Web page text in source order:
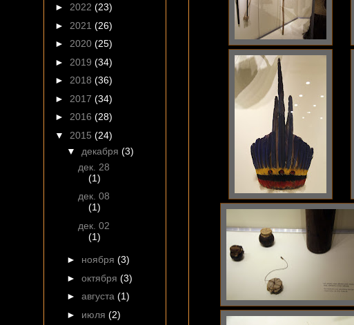
► 2022 (23)
► 2021 (26)
► 2020 (25)
► 2019 (34)
► 2018 (36)
► 2017 (34)
► 2016 (28)
▼ 2015 (24)
▼ декабря (3)
дек. 28
(1)
дек. 08
(1)
дек. 02
(1)
► ноября (3)
► октября (3)
► августа (1)
► июля (2)